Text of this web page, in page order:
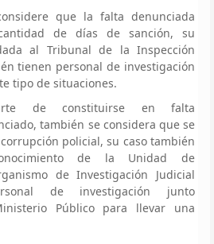
que la falta denunciada
de días de sanción, su
al Tribunal de la Inspección
tienen personal de investigación
tipo de situaciones.
de constituirse en falta
también se considera que se
policial, su caso también
de la Unidad de
de Investigación Judicial
de investigación junto
Público para llevar una